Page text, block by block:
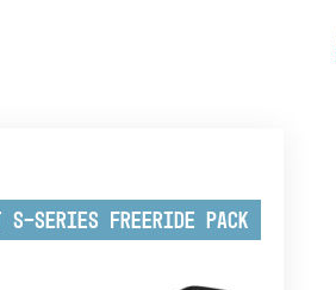
S-Series Freeride Pack